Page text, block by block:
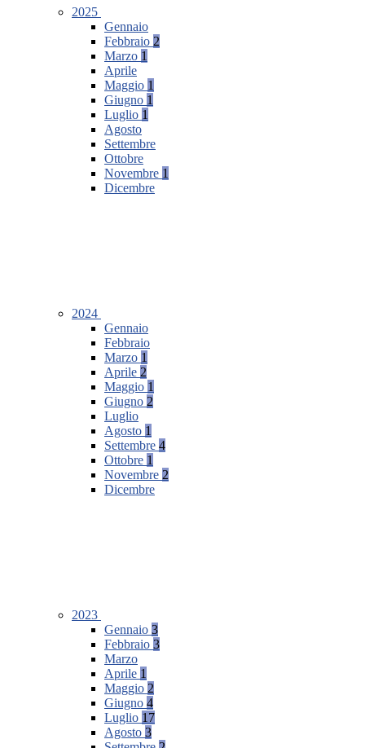
2025
Gennaio
Febbraio 2
Marzo 1
Aprile
Maggio 1
Giugno 1
Luglio 1
Agosto
Settembre
Ottobre
Novembre 1
Dicembre
2024
Gennaio
Febbraio
Marzo 1
Aprile 2
Maggio 1
Giugno 2
Luglio
Agosto 1
Settembre 4
Ottobre 1
Novembre 2
Dicembre
2023
Gennaio 3
Febbraio 3
Marzo
Aprile 1
Maggio 2
Giugno 4
Luglio 17
Agosto 3